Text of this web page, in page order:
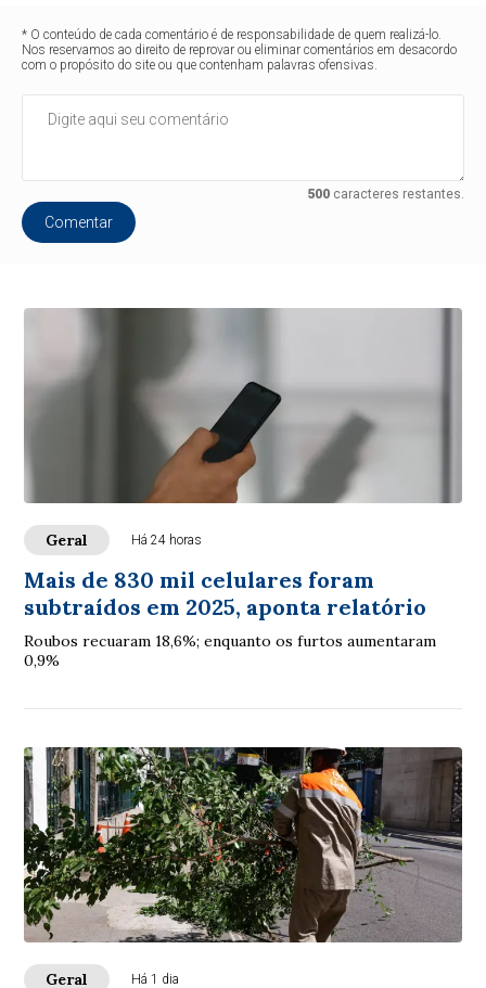
* O conteúdo de cada comentário é de responsabilidade de quem realizá-lo.
Nos reservamos ao direito de reprovar ou eliminar comentários em desacordo
com o propósito do site ou que contenham palavras ofensivas.
500caracteres restantes.
Comentar
Geral Há 24 horas
Mais de 830 mil celulares foram
subtraídos em 2025, aponta relatório
Roubos recuaram 18,6%; enquanto os furtos aumentaram
0,9%
Geral Há 1 dia